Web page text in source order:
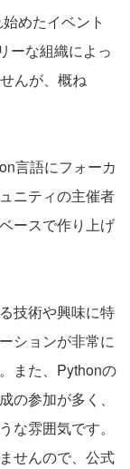
めたイベント
ーな組織によっ
んが、概ね
言語にフォーカ
ニティの主催者
ースで作り上げ
技術や興味に特
ションが非常に
また、Pythonの
の参加が多く、
な雰囲気です。
せんので、公式